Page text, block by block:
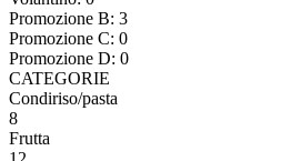
Promozione B: 3
Promozione C: 0
Promozione D: 0
CATEGORIE
Condiriso/pasta
8
Frutta